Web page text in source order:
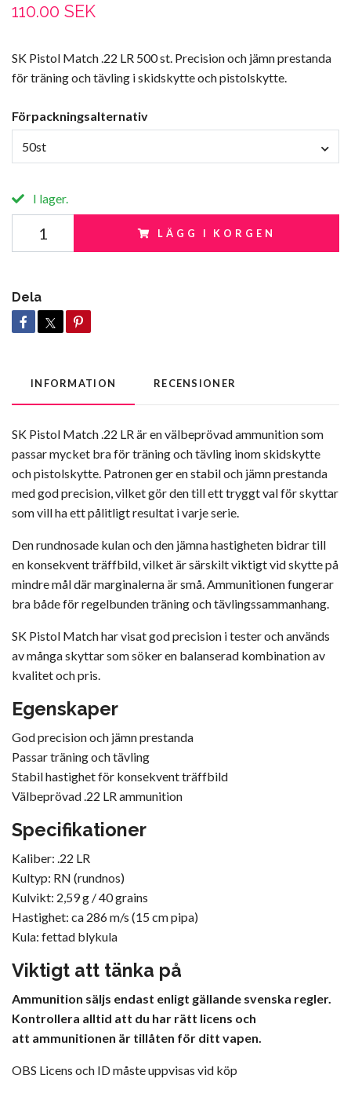
110.00 SEK
SK Pistol Match .22 LR 500 st. Precision och jämn prestanda
för träning och tävling i skidskytte och pistolskytte.
Förpackningsalternativ
50st
I lager.
LÄGG I KORGEN
Dela
INFORMATION RECENSIONER
SK Pistol Match .22 LR är en välbeprövad ammunition som
passar mycket bra för träning och tävling inom skidskytte
och pistolskytte. Patronen ger en stabil och jämn prestanda
med god precision, vilket gör den till ett tryggt val för skyttar
som vill ha ett pålitligt resultat i varje serie.
Den rundnosade kulan och den jämna hastigheten bidrar till
en konsekvent träffbild, vilket är särskilt viktigt vid skytte på
mindre mål där marginalerna är små. Ammunitionen fungerar
bra både för regelbunden träning och tävlingssammanhang.
SK Pistol Match har visat god precision i tester och används
av många skyttar som söker en balanserad kombination av
kvalitet och pris.
Egenskaper
God precision och jämn prestanda
Passar träning och tävling
Stabil hastighet för konsekvent träffbild
Välbeprövad .22 LR ammunition
Specifikationer
Kaliber: .22 LR
Kultyp: RN (rundnos)
Kulvikt: 2,59 g / 40 grains
Hastighet: ca 286 m/s (15 cm pipa)
Kula: fettad blykula
Viktigt att tänka på
Ammunition säljs endast enligt gällande svenska regler.
Kontrollera alltid att du har rätt licens och
att ammunitionen är tillåten för ditt vapen.
OBS Licens och ID måste uppvisas vid köp